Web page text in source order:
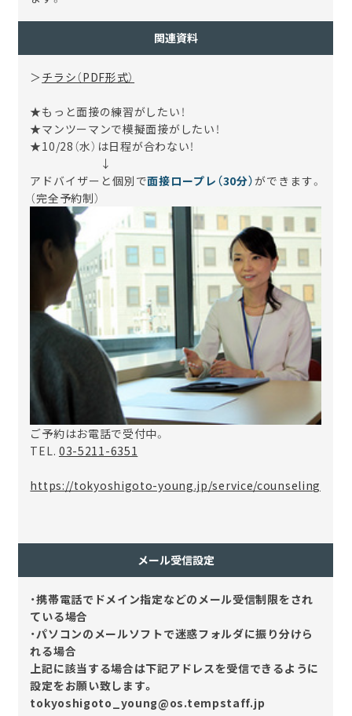
関連資料
＞チラシ（PDF形式）
★もっと面接の練習がしたい！
★マンツーマンで模擬面接がしたい！
★10/28（水）は日程が合わない！
↓
アドバイザーと個別で面接ロープレ（30分）ができます。
（完全予約制）
ご予約はお電話で受付中。
TEL. 03-5211-6351
https://tokyoshigoto-young.jp/service/counseling
メール受信設定
・携帯電話でドメイン指定などのメール受信制限をされ
ている場合
・パソコンのメールソフトで迷惑フォルダに振り分けら
れる場合
上記に該当する場合は下記アドレスを受信できるように
設定をお願い致します。
tokyoshigoto_young@os.tempstaff.jp